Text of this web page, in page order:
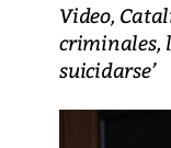
Video,
criminales,
suicidarse’